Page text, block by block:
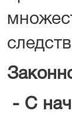
- С